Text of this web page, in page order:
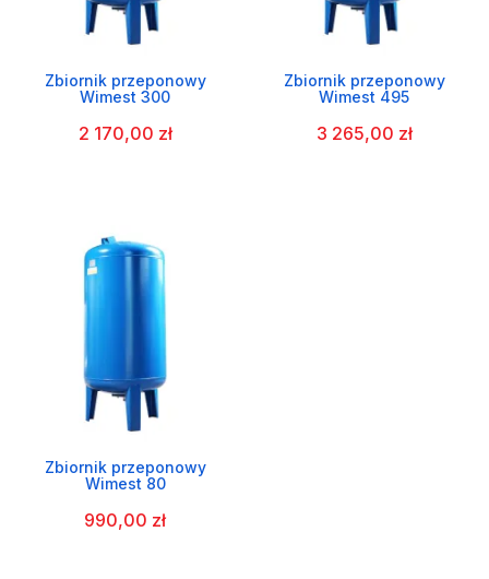
Zbiornik przeponowy
Wimest 300
2 170,00 zł
Zbiornik przeponowy
Wimest 495
3 265,00 zł
Zbiornik przeponowy
Wimest 80
990,00 zł